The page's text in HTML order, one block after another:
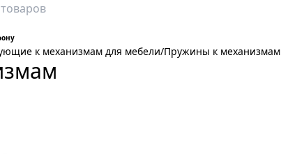
к механизмам для мебели/Пружины к механизмам